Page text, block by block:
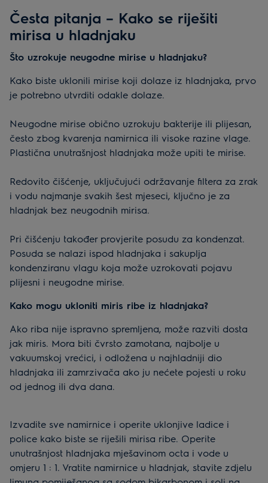
Česta pitanja – Kako se riješiti
mirisa u hladnjaku
Što uzrokuje neugodne mirise u hladnjaku?
Kako biste uklonili mirise koji dolaze iz hladnjaka, prvo
je potrebno utvrditi odakle dolaze.
Neugodne mirise obično uzrokuju bakterije ili plijesan,
često zbog kvarenja namirnica ili visoke razine vlage.
Plastična unutrašnjost hladnjaka može upiti te mirise.
Redovito čišćenje, uključujući održavanje filtera za zrak
i vodu najmanje svakih šest mjeseci, ključno je za
hladnjak bez neugodnih mirisa.
Pri čišćenju također provjerite posudu za kondenzat.
Posuda se nalazi ispod hladnjaka i sakuplja
kondenziranu vlagu koja može uzrokovati pojavu
plijesni i neugodne mirise.
Kako mogu ukloniti miris ribe iz hladnjaka?
Ako riba nije ispravno spremljena, može razviti dosta
jak miris. Mora biti čvrsto zamotana, najbolje u
vakuumskoj vrećici, i odložena u najhladniji dio
hladnjaka ili zamrzivača ako ju nećete pojesti u roku
od jednog ili dva dana.
Izvadite sve namirnice i operite uklonjive ladice i
police kako biste se riješili mirisa ribe. Operite
unutrašnjost hladnjaka mješavinom octa i vode u
omjeru 1 : 1. Vratite namirnice u hladnjak, stavite zdjelu